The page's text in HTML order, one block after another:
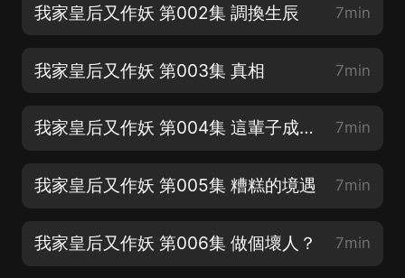
我家皇后又作妖 第002集 調換生辰 7min
我家皇后又作妖 第003集 真相 7min
我家皇后又作妖 第004集 這輩子成了一個賊 7min
我家皇后又作妖 第005集 糟糕的境遇 7min
我家皇后又作妖 第006集 做個壞人？ 7min